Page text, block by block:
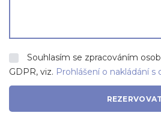
Souhlasím se zpracováním
GDPR, viz. Prohlášení o nakládání s